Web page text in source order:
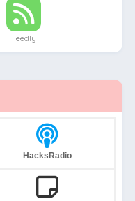
Feedly
HacksRadio